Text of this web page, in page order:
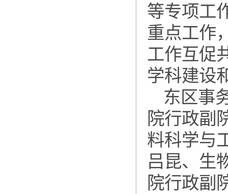
等专项工
重点工作
工作互促
学科建设
东区事
院行政副
料科学与
吕昆、生
院行政副